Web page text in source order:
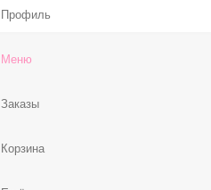
Профиль
Меню
Заказы
Корзина